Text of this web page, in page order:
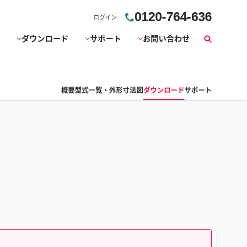
ログイン 0120-764-636
ダウンロード サポート お問い合わせ
索
概要型式一覧・外形寸法図ダウンロードサポート